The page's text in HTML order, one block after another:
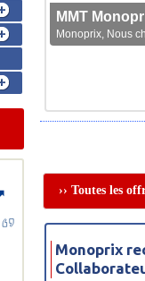
MMT
Monoprix, Nous
›› Toutes les
Monoprix